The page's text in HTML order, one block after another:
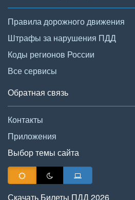
Правила дорожного движения
Штрафы за нарушения ПДД
Коды регионов России
Все сервисы
Обратная связь
Контакты
Приложения
Выбор темы сайта
Скачать Билеты ПДД 2026